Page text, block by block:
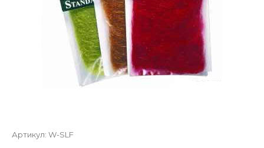
Артикул: W-SLF